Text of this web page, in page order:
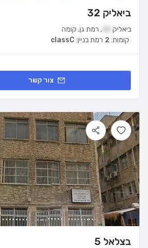
ביאליק 32
ביאליק , רמת גן, קומה
רמת בניין: classC קומות: 2
צור קשר
בצלאל 5